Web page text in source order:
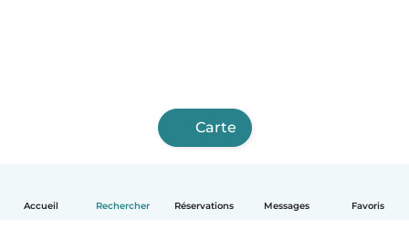
Accueil Rechercher Réservations Messages Favoris
Carte